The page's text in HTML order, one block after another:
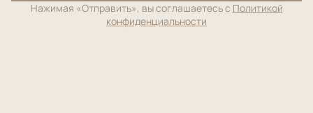
Нажимая «Отправить», вы соглашаетесь с Политикой
конфиденциальности